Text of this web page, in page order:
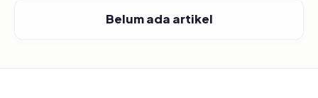
Belum ada artikel